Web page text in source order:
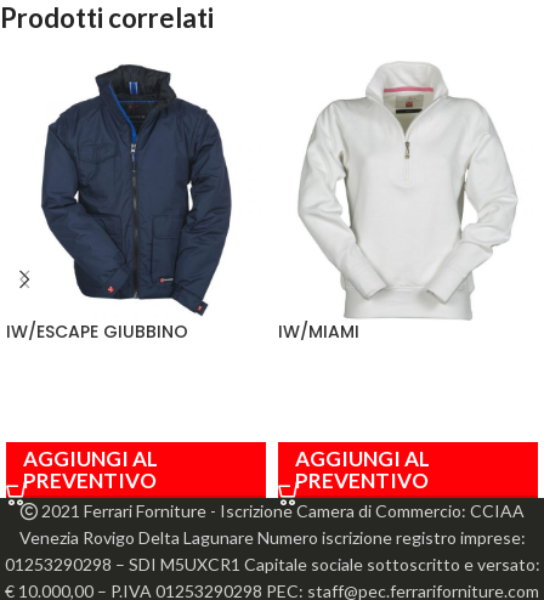
Prodotti correlati
IW/ESCAPE GIUBBINO
AGGIUNGI AL
PREVENTIVO
IW/MIAMI
AGGIUNGI AL
PREVENTIVO
2021 Ferrari Forniture - Iscrizione Camera di Commercio: CCIAA
Venezia Rovigo Delta Lagunare Numero iscrizione registro imprese:
01253290298 – SDI M5UXCR1 Capitale sociale sottoscritto e versato:
€ 10.000,00 – P.IVA 01253290298 PEC: staff@pec.ferrariforniture.com